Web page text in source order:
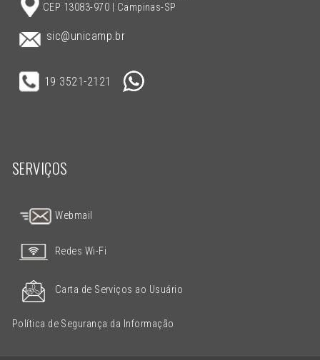
CEP 13083-970 | Campinas-SP
sic@unicamp.br
19 3521-2121
SERVIÇOS
Webmail
Redes Wi-Fi
Carta de Serviços ao Usuário
Política de Segurança da Informação